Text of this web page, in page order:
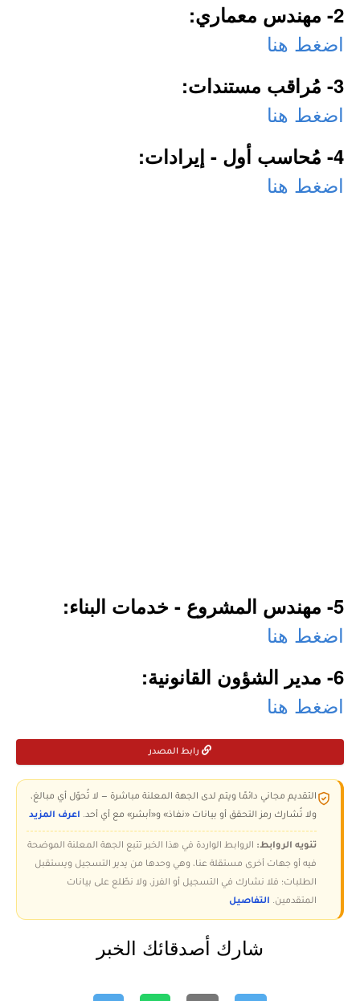
2- مهندس معماري:
اضغط هنا
3- مُراقب مستندات:
اضغط هنا
4- مُحاسب أول - إيرادات:
اضغط هنا
5- مهندس المشروع - خدمات البناء:
اضغط هنا
6- مدير الشؤون القانونية:
اضغط هنا
رابط المصدر
التقديم مجاني دائمًا ويتم لدى الجهة المعلنة مباشرة — لا تُحوّل أي مبالغ،
ولا تُشارك رمز التحقق أو بيانات «نفاذ» و«أبشر» مع أي أحد. اعرف المزيد
تنويه الروابط: الروابط الواردة في هذا الخبر تتبع الجهة المعلنة الموضحة
فيه أو جهات أخرى مستقلة عنا، وهي وحدها من يدير التسجيل ويستقبل
الطلبات؛ فلا نشارك في التسجيل أو الفرز، ولا نطّلع على بيانات
المتقدمين. التفاصيل
شارك أصدقائك الخبر